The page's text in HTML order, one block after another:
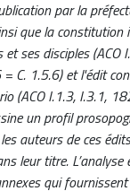
par la
que la
et ses disciples
= C. 1.5.6) et l'édit
(ACO I.1.3, I.3.1,
un profil
auteurs de ces
leur titre. L’analyse
qui